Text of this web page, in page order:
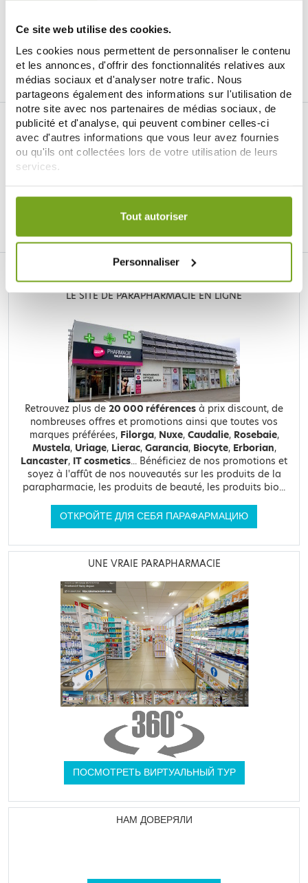
Ce site web utilise des cookies.
Les cookies nous permettent de personnaliser le contenu
et les annonces, d'offrir des fonctionnalités relatives aux
médias sociaux et d'analyser notre trafic. Nous
partageons également des informations sur l'utilisation de
notre site avec nos partenaires de médias sociaux, de
publicité et d'analyse, qui peuvent combiner celles-ci
avec d'autres informations que vous leur avez fournies
ou qu'ils ont collectées lors de votre utilisation de leurs
services.
Votre choix de consentement est conservé pendant une
Tout autoriser
Personnaliser
ДОБАВИТЬ В КОРЗИНУ
ИНТЕРНЕТ-АПТЕКА BALDY MÉJEAN
LE SITE DE PARAPHARMACIE EN LIGNE
Retrouvez plus de 20 000 références à prix discount, de
nombreuses offres et promotions ainsi que toutes vos
marques préférées, Filorga, Nuxe, Caudalie, Rosebaie,
Mustela, Uriage, Lierac, Garancia, Biocyte, Erborian,
Lancaster, IT cosmetics... Bénéficiez de nos promotions et
soyez à l'affût de nos nouveautés sur les produits de la
parapharmacie, les produits de beauté, les produits bio...
ОТКРОЙТЕ ДЛЯ СЕБЯ ПАРАФАРМАЦИЮ
UNE VRAIE PARAPHARMACIE
ПОСМОТРЕТЬ ВИРТУАЛЬНЫЙ ТУР
НАМ ДОВЕРЯЛИ